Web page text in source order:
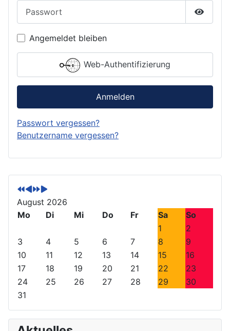
V
o
r
h
r
i
e
s
J
a
h
V
o
r
h
r
M
o
n
N
ä
c
r
N
ä
c
M
a
August 2026
Mo
Di Mi Do Fr Sa
So
1
2
3
4 5 6 7 8
9
10
11 12 13 14 15
16
17
18 19 20 21 22
23
24
25 26 27 28 29
30
31
Angemeldet bleiben
Web-Authentifizierung
Anmelden
Passwort vergessen?
Benutzername vergessen?